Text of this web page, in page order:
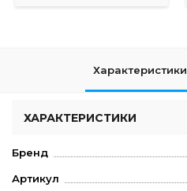
Характеристики
ХАРАКТЕРИСТИКИ
Бренд
Артикул